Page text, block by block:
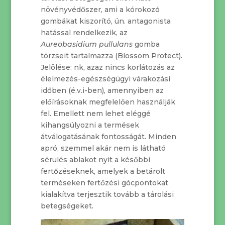
növényvédőszer, ami a kórokozó
gombákat kiszorító, ún. antagonista
hatással rendelkezik, az
Aureobasidium pullulansgomba
törzseit tartalmazza (Blossom Protect).
Jelölése: nk, azaz nincs korlátozás az
élelmezés-egészségügyi várakozási
időben (é.v.i-ben), amennyiben az
előírásoknak megfelelően használják
fel. Emellett nem lehet eléggé
kihangsúlyozni a termések
átválogatásának fontosságát. Minden
apró, szemmel akár nem is látható
sérülés ablakot nyit a későbbi
fertőzéseknek, amelyek a betárolt
terméseken fertőzési gócpontokat
kialakítva terjesztik tovább a tárolási
betegségeket.